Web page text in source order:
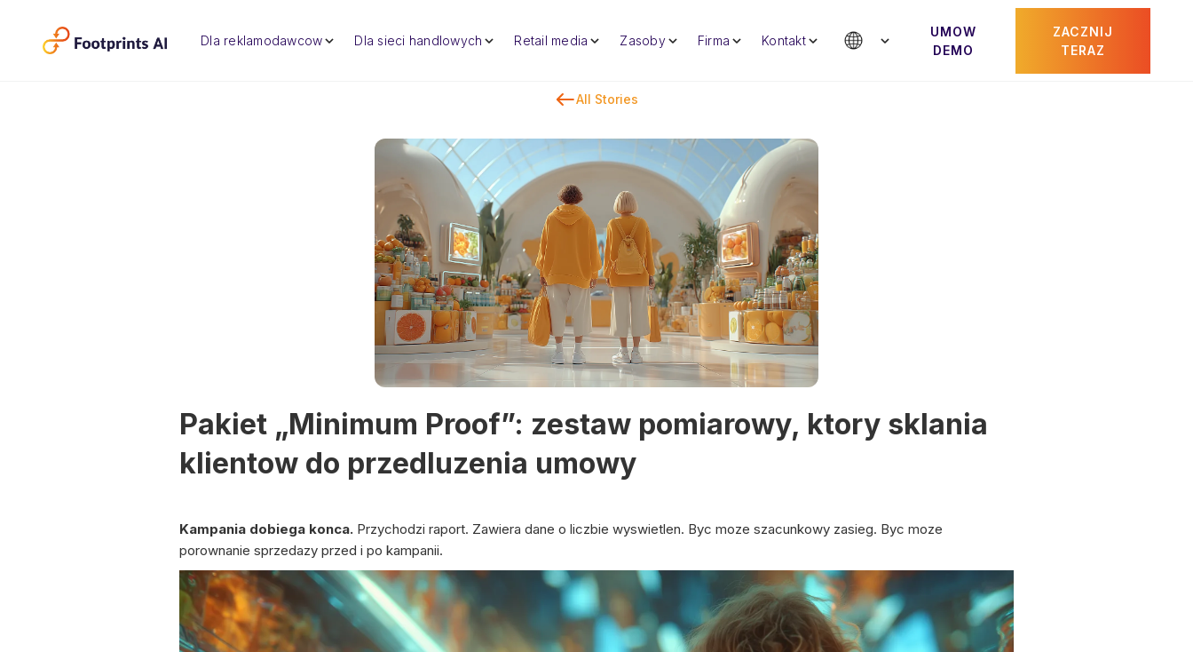
Dla reklamodawcow Dla sieci handlowych Retail media Zasoby Firma Kontakt
UMOW
DEMO
ZACZNIJ
TERAZ
All Stories
Pakiet „Minimum Proof”: zestaw pomiarowy, ktory sklania
klientow do przedluzenia umowy
Kampania dobiega konca. Przychodzi raport. Zawiera dane o liczbie wyswietlen. Byc moze szacunkowy zasieg. Byc moze
porownanie sprzedazy przed i po kampanii.